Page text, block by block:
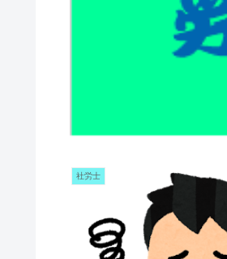
社労士